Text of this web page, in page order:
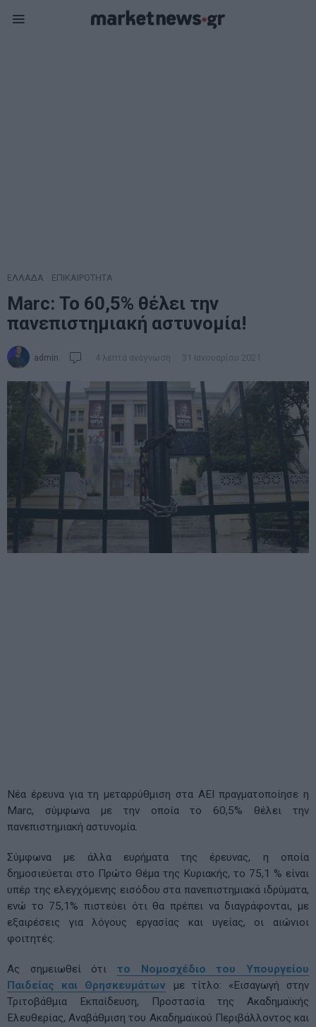
ΕΛΛΑΔΑ ΕΠΙΚΑΙΡΟΤΗΤΑ
Marc: Το 60,5% θέλει την
πανεπιστημιακή αστυνομία!
admin 4 λεπτά ανάγνωση 31 Ιανουαρίου 2021
Nέα έρευνα για τη μεταρρύθμιση στα ΑΕΙ πραγματοποίησε η
Marc, σύμφωνα με την οποία το 60,5% θέλει την
πανεπιστημιακή αστυνομία.
Σύμφωνα με άλλα ευρήματα της έρευνας, η οποία
δημοσιεύεται στο Πρώτο Θέμα της Κυριακής, το 75,1 % είναι
υπέρ της ελεγχόμενης εισόδου στα πανεπιστημιακά ιδρύματα,
ενώ το 75,1% πιστεύει ότι θα πρέπει να διαγράφονται, με
εξαιρέσεις για λόγους εργασίας και υγείας, οι αιώνιοι
φοιτητές.
Ας σημειωθεί ότι το Νομοσχέδιο του Υπουργείου
Παιδείας και Θρησκευμάτων με τίτλο: «Εισαγωγή στην
Τριτοβάθμια Εκπαίδευση, Προστασία της Ακαδημαϊκής
Ελευθερίας, Αναβάθμιση του Ακαδημαϊκού Περιβάλλοντος και